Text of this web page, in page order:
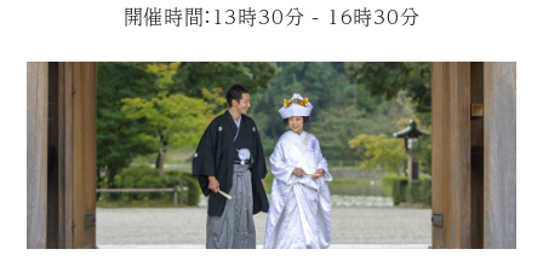
開催時間：13時30分 - 16時30分